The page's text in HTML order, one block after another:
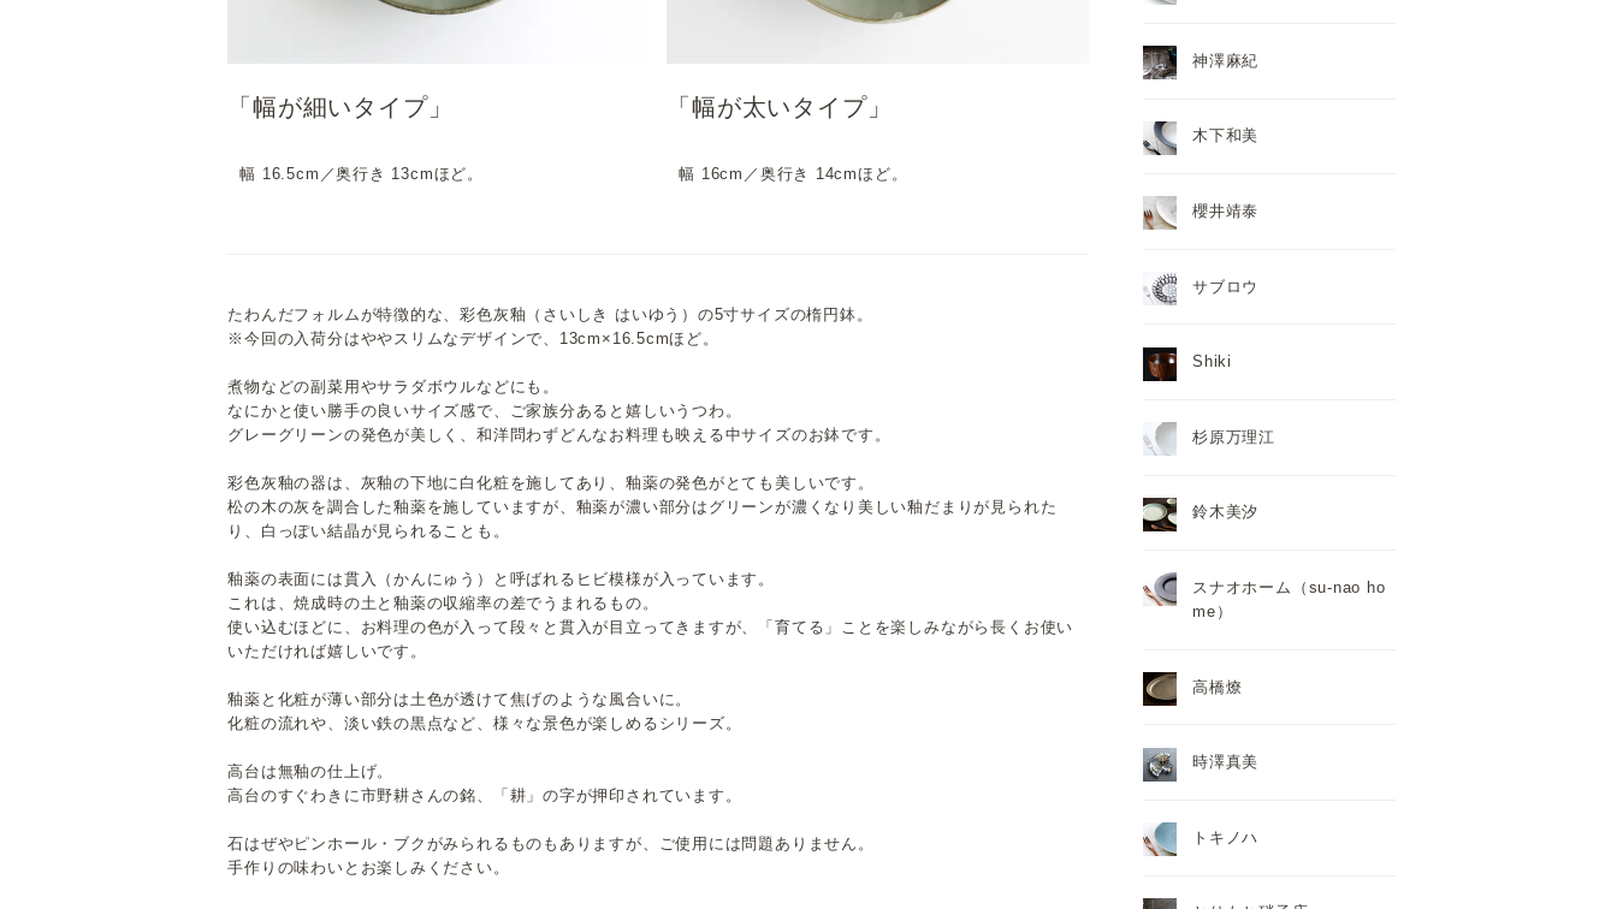
「幅が細いタイプ」
幅 16.5cm／奥行き 13cmほど。
「幅が太いタイプ」
幅 16cm／奥行き 14cmほど。
たわんだフォルムが特徴的な、彩色灰釉（さいしき はいゆう）の5寸サイズの楕円鉢。
※今回の入荷分はややスリムなデザインで、13cm×16.5cmほど。
煮物などの副菜用やサラダボウルなどにも。
なにかと使い勝手の良いサイズ感で、ご家族分あると嬉しいうつわ。
グレーグリーンの発色が美しく、和洋問わずどんなお料理も映える中サイズのお鉢です。
彩色灰釉の器は、灰釉の下地に白化粧を施してあり、釉薬の発色がとても美しいです。
松の木の灰を調合した釉薬を施していますが、釉薬が濃い部分はグリーンが濃くなり美しい釉だまりが見られた
り、白っぽい結晶が見られることも。
釉薬の表面には貫入（かんにゅう）と呼ばれるヒビ模様が入っています。
これは、焼成時の土と釉薬の収縮率の差でうまれるもの。
使い込むほどに、お料理の色が入って段々と貫入が目立ってきますが、「育てる」ことを楽しみながら長くお使い
いただければ嬉しいです。
釉薬と化粧が薄い部分は土色が透けて焦げのような風合いに。
化粧の流れや、淡い鉄の黒点など、様々な景色が楽しめるシリーズ。
高台は無釉の仕上げ。
高台のすぐわきに市野耕さんの銘、「耕」の字が押印されています。
石はぜやピンホール・ブクがみられるものもありますが、ご使用には問題ありません。
手作りの味わいとお楽しみください。
神澤麻紀
木下和美
櫻井靖泰
サブロウ
Shiki
杉原万理江
鈴木美汐
スナオホーム（su-nao ho
me）
高橋燎
時澤真美
トキノハ